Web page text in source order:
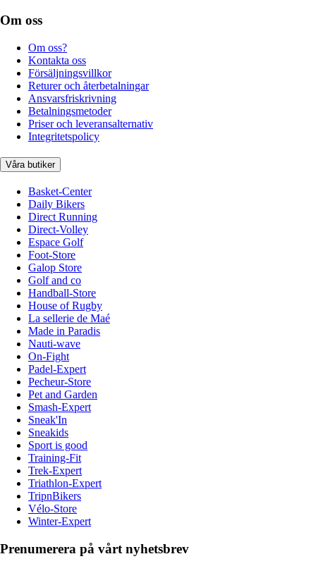
Om oss
Om oss?
Kontakta oss
Försäljningsvillkor
Returer och återbetalningar
Ansvarsfriskrivning
Betalningsmetoder
Priser och leveransalternativ
Integritetspolicy
Våra butiker
Basket-Center
Daily Bikers
Direct Running
Direct-Volley
Espace Golf
Foot-Store
Galop Store
Golf and co
Handball-Store
House of Rugby
La sellerie de Maé
Made in Paradis
Nauti-wave
On-Fight
Padel-Expert
Pecheur-Store
Pet and Garden
Smash-Expert
Sneak'In
Sneakids
Sport is good
Training-Fit
Trek-Expert
Triathlon-Expert
TripnBikers
Vélo-Store
Winter-Expert
Prenumerera på vårt nyhetsbrev